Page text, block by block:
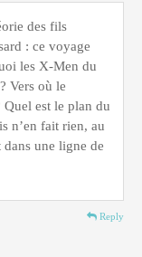
des fils
: ce voyage
les X-Men du
Vers où le
est le plan du
n’en fait rien, au
une ligne de
Reply